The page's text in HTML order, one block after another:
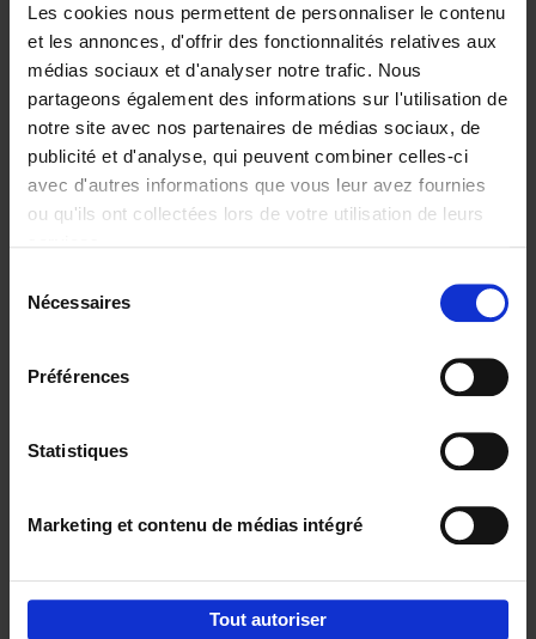
Les cookies nous permettent de personnaliser le contenu
et les annonces, d'offrir des fonctionnalités relatives aux
médias sociaux et d'analyser notre trafic. Nous
partageons également des informations sur l'utilisation de
notre site avec nos partenaires de médias sociaux, de
publicité et d'analyse, qui peuvent combiner celles-ci
avec d'autres informations que vous leur avez fournies
ou qu'ils ont collectées lors de votre utilisation de leurs
Nécessaires
Préférences
Statistiques
Marketing et contenu de médias intégré
Tout autoriser
Building Bonds = Building
Business
Jochen Roef Jozefien De Feyter
Carolien Boom
Couverture souple
2025 200
€29,99
Digital marketing like a PRO -
completely revised edition (EN)